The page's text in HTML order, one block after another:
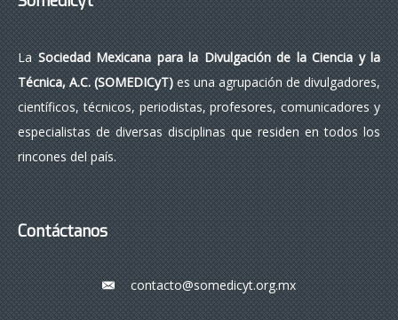
LaSociedad Mexicana para la Divulgación de la Ciencia y la
Técnica, A.C. (SOMEDICyT)es una agrupación de divulgadores,
científicos, técnicos, periodistas, profesores, comunicadores y
especialistas de diversas disciplinas que residen en todos los
rincones del país.
Contáctanos
___contacto@somedicyt.org.mx